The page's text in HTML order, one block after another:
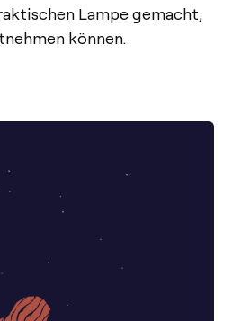
Lampe gemacht,
können.